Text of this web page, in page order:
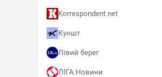
Korrespondent.net
Куншт
Лівий берег
ЛІГА.Новини